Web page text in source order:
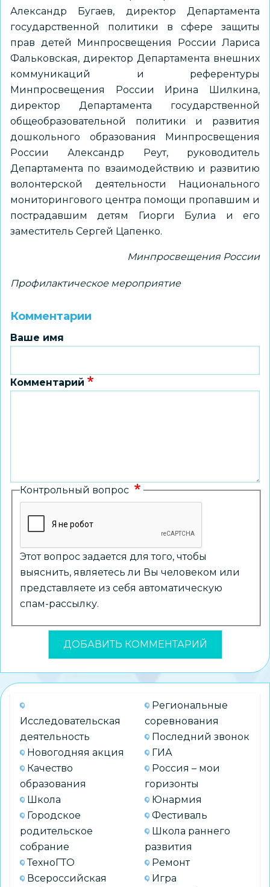
Александр Бугаев, директор Департамента
государственной политики в сфере защиты
прав детей Минпросвещения России Лариса
Фальковская, директор Департамента внешних
коммуникаций и референтуры
Минпросвещения России Ирина Шилкина,
директор Департамента государственной
общеобразовательной политики и развития
дошкольного образования Минпросвещения
России Александр Реут, руководитель
Департамента по взаимодействию и развитию
волонтерской деятельности Национального
мониторингового центра помощи пропавшим и
пострадавшим детям Гиорги Булиа и его
заместитель Сергей Цапенко.
Минпросвещения России
Профилактическое мероприятие
Комментарии
Ваше имя
Комментарий
Контрольный вопрос
Этот вопрос задается для того, чтобы
выяснить, являетесь ли Вы человеком или
представляете из себя автоматическую
спам-рассылку.
Исследовательская
деятельность
Новогодняя акция
Качество
образования
Школа
Городское
родительское
собрание
ТехноГТО
Всероссийская
Региональные
соревнования
Последний звонок
ГИА
Россия – мои
горизонты
Юнармия
Фестиваль
Школа раннего
развития
Ремонт
Игра